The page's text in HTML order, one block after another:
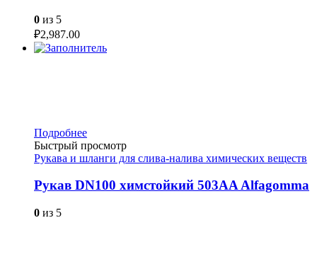
0 из 5
₽2,987.00
Подробнее
Быстрый просмотр
Рукава и шланги для слива-налива химических веществ
Рукав DN100 химстойкий 503AA Alfagomma
0 из 5